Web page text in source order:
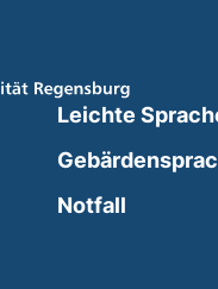
a new window)
Leichte
Notfall